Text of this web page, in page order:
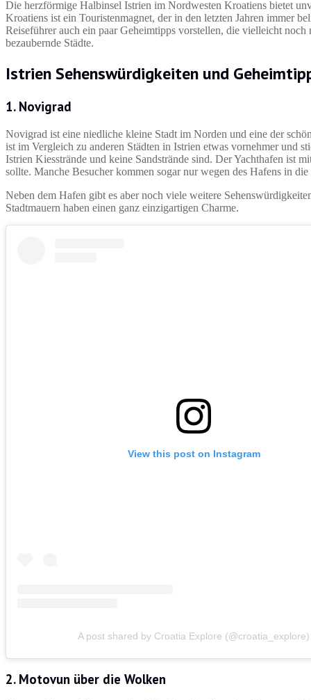
Die herzförmige Halbinsel Istrien im Nordwesten Kroatiens bietet
Kroatiens ist ein Touristenmagnet, der in den letzten Jahren immer
Reiseführer auch ein paar Geheimtipps vorstellen, die vielleicht
bezaubernde Städte.
Istrien Sehenswürdigkeiten und
1. Novigrad
Novigrad ist eine niedliche kleine Stadt im Norden und eine der
ist im Vergleich zu anderen Städten in Istrien etwas vornehmer und
Istrien Kiesstrände und keine Sandstrände sind. Der Yachthafen ist
sollte. Manche Besucher kommen sogar nur wegen des Hafens in
Neben dem Hafen gibt es aber noch viele weitere
Stadtmauern haben einen ganz einzigartigen Charme.
View this post on Instagram
A post shared by Croatia Explore (@croatia_explore)
2. Motovun über die Wolken